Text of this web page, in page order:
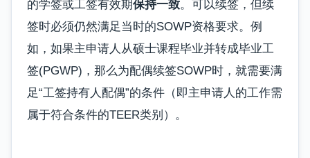
的学签或工签有效期保持一致。可以续签，但续
签时必须仍然满足当时的SOWP资格要求。例
如，如果主申请人从硕士课程毕业并转成毕业工
签(PGWP)，那么为配偶续签SOWP时，就需要满
足“工签持有人配偶”的条件（即主申请人的工作需
属于符合条件的TEER类别）。